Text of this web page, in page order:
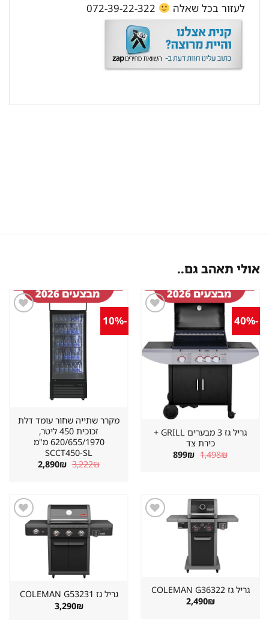
לעזור בכל שאלה
072-39-22-322
אולי תאהב גם..
במועדפים
גריל גז 3 מבערים GRILL +
כירת צד
1,498 המחיר
899 ₪ המחיר
מקרר שתייה שחור עומד דלת
זכוכית 450 ליטר,
620/655/1970 מ"מ
SCCT450-SL
3,222 המחיר
2,890 ₪ המחיר
הנוכחי
גריל גז ⁦COLEMAN G36322⁩
2,490
שמור
מוצר
גריל גז ⁦COLEMAN G53231⁩
3,290